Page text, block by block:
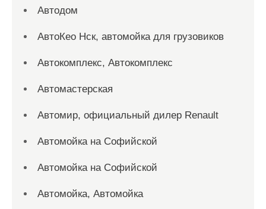
Автодом
АвтоКео Нск, автомойка для грузовиков
Автокомплекс, Автокомплекс
Автомастерская
Автомир, официальный дилер Renault
Автомойка на Софийской
Автомойка на Софийской
Автомойка, Автомойка